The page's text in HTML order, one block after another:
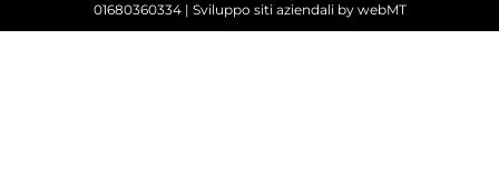
01680360334 | Sviluppo siti aziendaliby webMT